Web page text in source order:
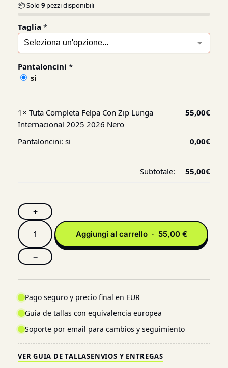
📦 Solo9 pezzi disponibili
Taglia *
Pantaloncini *
si
1× Tuta Completa Felpa Con Zip Lunga
Internacional 2025 2026 Nero
55,00€
Pantaloncini: si 0,00€
Subtotale: 55,00€
+
−
Aggiungi al carrello · 55,00 €
Pago seguro y precio final en EUR
Guia de tallas con equivalencia europea
Soporte por email para cambios y seguimiento
VER GUIA DE TALLASENVIOS Y ENTREGAS